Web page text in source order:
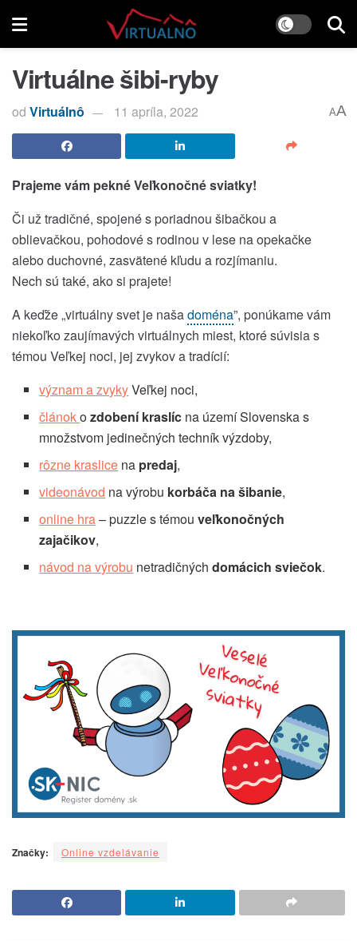
Virtuálne šibi-ryby
od Virtuálnô 11 apríla, 2022 AA
Prajeme vám pekné Veľkonočné sviatky!
Či už tradičné, spojené s poriadnou šibačkou a
oblievačkou, pohodové s rodinou v lese na opekačke
alebo duchovné, zasvätené kľudu a rozjímaniu.
Nech sú také, ako si prajete!
A keďže „virtuálny svet je našadoména”, ponúkame vám
niekoľko zaujímavých virtuálnych miest, ktoré súvisia s
témou Veľkej noci, jej zvykov a tradícií:
význam a zvykyVeľkej noci,
článokozdobení kraslíc na území Slovenska s
množstvom jedinečných techník výzdoby,
rôzne kraslice na predaj,
videonávod na výrobu korbáča na šibanie,
online hra– puzzle s témouveľkonočných
zajačikov,
návod na výrobu netradičnýchdomácich sviečok.
Značky: Online vzdelávanie